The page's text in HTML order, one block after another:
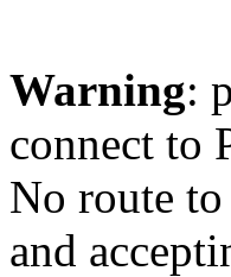
Warning:
connect to
No route
and